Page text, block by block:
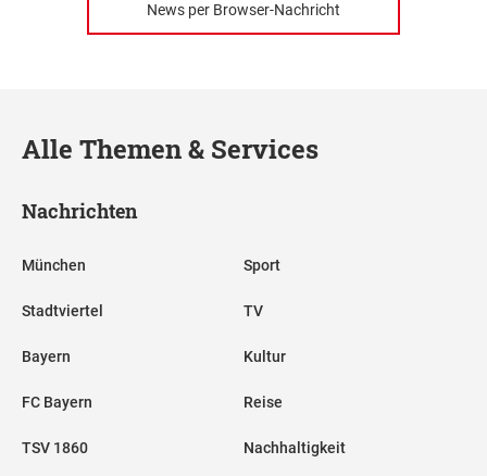
News per Browser-Nachricht
Alle Themen & Services
Nachrichten
München
Stadtviertel
Bayern
FC Bayern
TSV 1860
Sport
TV
Kultur
Reise
Nachhaltigkeit